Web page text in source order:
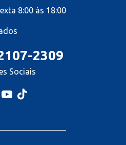
8:00 às 18:00
2309
Sociais